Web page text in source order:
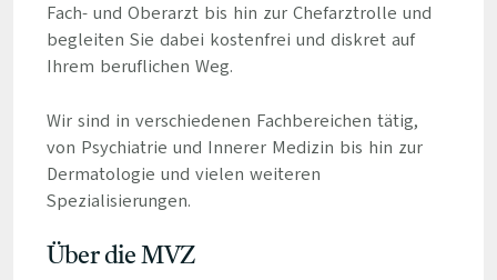
Fach- und Oberarzt bis hin zur Chefarztrolle und
begleiten Sie dabei kostenfrei und diskret auf
Ihrem beruflichen Weg.
Wir sind in verschiedenen Fachbereichen tätig,
von Psychiatrie und Innerer Medizin bis hin zur
Dermatologie und vielen weiteren
Spezialisierungen.
Über die MVZ